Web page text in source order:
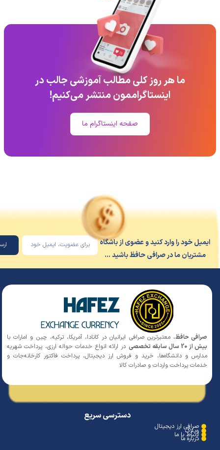
ما هر روز کلی مطالب آموزشی جالب در
اینستاگراممون منتشر می‌کنیم!
صفحه اینستاگرام ما
خود را وارد کنید و عضوی از باشگاه
ما در صرافی حافظ باشید ...
حافظ، معتبرترین صرافی ایرانیان در کانادا، آمریکا، ترکیه، چین و امارات با
سال سابقه تخصصی
در ارائه انواع خدمات حواله ارزی، پرداخت شهریه
و دانشگاه‌ها، خرید و فروش ارز دیجیتال، پرداخت فاکتور کارخانه‌جات و
پرداخت واردات و صادرات کالا
دسترسی سریع
صرافی ارز دیجیتال
وبلاگ
ارتباط با ما
درباره ما